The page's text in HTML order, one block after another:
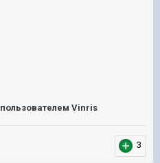
пользователем Vinris
3